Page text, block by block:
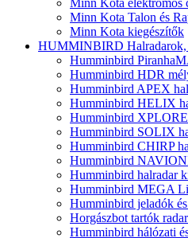
Minn Kota Talon és
Minn Kota kiegészítők
HUMMINBIRD Halradarok,
Humminbird
Humminbird HDR
Humminbird APEX
Humminbird HELIX
Humminbird
Humminbird SOLIX
Humminbird CHIRP
Humminbird
Humminbird halradar
Humminbird MEGA
Humminbird jeladók
Horgászbot tartók
Humminbird hálózati